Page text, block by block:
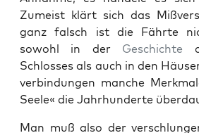
Zumeist klärt sich das
ganz falsch ist die Fährte
sowohl in der Geschichte
Schloss­es als auch in den
verbindun­gen manche
Seele« die Jahrhun­derte
Man muß also der